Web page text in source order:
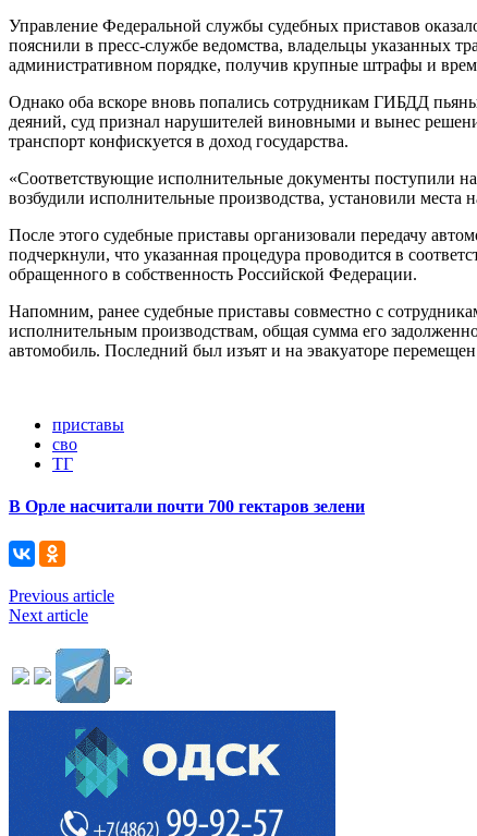
Управление Федеральной службы судебных приставов
пояснили в пресс-службе ведомства, владельцы указанных
административном порядке, получив крупные штрафы и
Однако оба вскоре вновь попались сотрудникам ГИБДД
деяний, суд признал нарушителей виновными и вынес
транспорт конфискуется в доход государства.
«Соответствующие исполнительные документы поступили
возбудили исполнительные производства, установили места
После этого судебные приставы организовали передачу
подчеркнули, что указанная процедура проводится в
обращенного в собственность Российской Федерации.
Напомним, ранее судебные приставы совместно с
исполнительным производствам, общая сумма его
автомобиль. Последний был изъят и на эвакуаторе
приставы
сво
ТГ
В Орле насчитали почти 700 гектаров зелени
Previous article
Next article